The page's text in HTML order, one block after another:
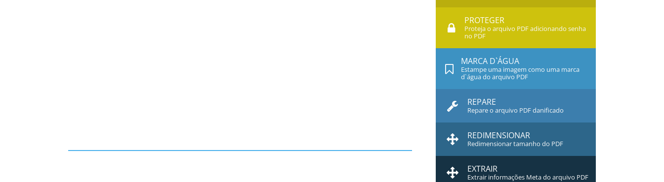
PROTEGER
Proteja o arquivo PDF adicionando senha
no PDF
MARCA D`ÁGUA
Estampe uma imagem como uma marca
d`água do arquivo PDF
REPARE
Repare o arquivo PDF danificado
REDIMENSIONAR
Redimensionar tamanho do PDF
EXTRAIR
Extrair informações Meta do arquivo PDF